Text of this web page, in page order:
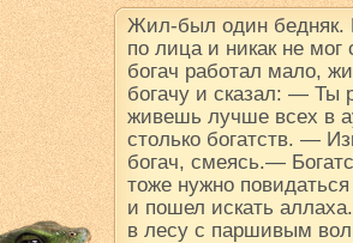
Жил-был один бедняк.
по лица и никак не
богач работал мало,
богачу и сказал: — Ты
живешь лучше всех в
столько богатств. —
богач, смеясь.—
тоже нужно
и пошел искать
в лесу с паршивым